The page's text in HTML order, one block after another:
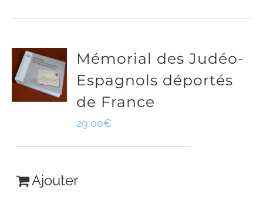
Mémorial des Judéo-
Espagnols déportés
de France
29,00€
Ajouter